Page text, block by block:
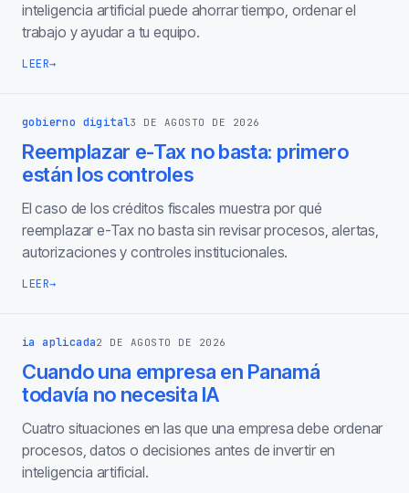
inteligencia artificial puede ahorrar tiempo, ordenar el
trabajo y ayudar a tu equipo.
LEER→
gobierno digital3 DE AGOSTO DE 2026
Reemplazar e-Tax no basta: primero
están los controles
El caso de los créditos fiscales muestra por qué
reemplazar e-Tax no basta sin revisar procesos, alertas,
autorizaciones y controles institucionales.
LEER→
ia aplicada2 DE AGOSTO DE 2026
Cuando una empresa en Panamá
todavía no necesita IA
Cuatro situaciones en las que una empresa debe ordenar
procesos, datos o decisiones antes de invertir en
inteligencia artificial.